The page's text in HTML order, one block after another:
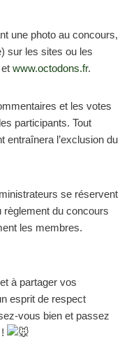
une photo au concours,
sur les sites ou les
et www.octodons.fr.
et les votes
participants. Tout
entraînera l’exclusion du
se réservent
règlement du concours
les membres.
à partager vos
esprit de respect
vous bien et passez